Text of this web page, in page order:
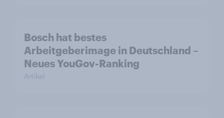
Bosch hat bestes
Arbeitgeberimage in Deutschland –
Neues YouGov-Ranking
Artikel